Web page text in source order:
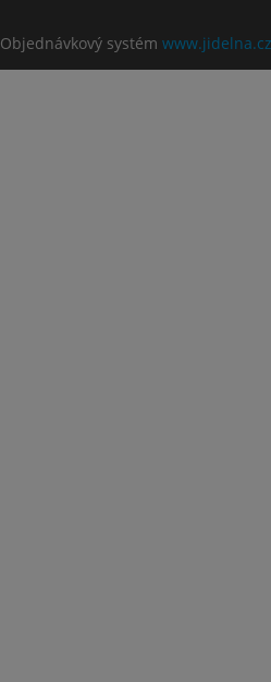
Objednávkový systém www.jidelna.cz